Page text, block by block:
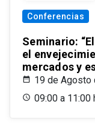
Conferencias
Seminario:
el
mercados y
19 de Agosto
09:00 a 11:00